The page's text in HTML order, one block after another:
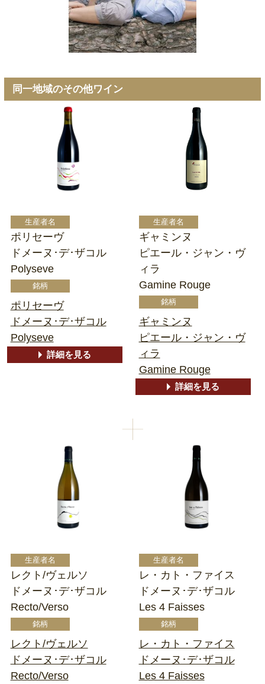
同一地域のその他ワイン
ポリセーヴ
ドメーヌ･デ･ザコル
Polyseve
ポリセーヴ
ドメーヌ･デ･ザコル
Polyseve
詳細を見る
ギャミンヌ
ピエール・ジャン・ヴ
ィラ
Gamine Rouge
ギャミンヌ
ピエール・ジャン・ヴ
ィラ
Gamine Rouge
詳細を見る
レクト/ヴェルソ
ドメーヌ･デ･ザコル
Recto/Verso
レクト/ヴェルソ
ドメーヌ･デ･ザコル
Recto/Verso
レ・カト・ファイス
ドメーヌ･デ･ザコル
Les 4 Faisses
レ・カト・ファイス
ドメーヌ･デ･ザコル
Les 4 Faisses